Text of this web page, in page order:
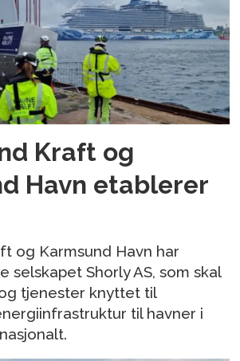
Kraft og
Havn etablerer
og Karmsund Havn har
selskapet Shorly AS, som skal
tjenester knyttet til
til havner i